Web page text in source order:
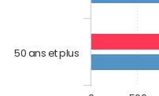
50 ans et plus